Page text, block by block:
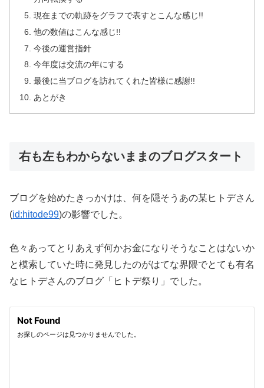
現在までの軌跡をグラフで表すとこんな感じ!!
他の数値はこんな感じ!!
今後の運営指針
今年度は交流の年にする
最後に当ブログを訪れてくれた皆様に感謝!!
あとがき
右も左もわからないままのブログスタート
ブログを始めたきっかけは、何を隠そうあの某ヒトデさん
(id:hitode99)の影響でした。
色々あってとりあえず何かお金になりそうなことはないか
と模索していた時に発見したのがはてな界隈でとても有名
なヒトデさんのブログ「ヒトデ祭り」でした。